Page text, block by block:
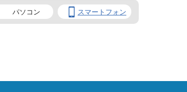
パソコン スマートフォン